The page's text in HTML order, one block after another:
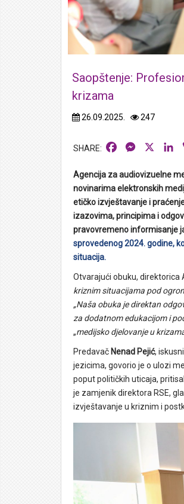
Saopštenje:
krizama
26.09.2025. 247
Facebook
Agencija za audiovizuelne
novinarima elektronskih
etičko izvještavanje i
izazovima, principima i
pravovremeno informisanje
sprovedenog 2024. godine,
situacija.
Otvarajući obuku, direktorica
kriznim situacijama pod
„Naša obuka je direktan
za dodatnom edukacijom i
„medijsko djelovanje u
Predavač Nenad Pejić,
jezicima, govorio je o ulozi
poput političkih uticaja,
je zamjenik direktora RSE,
izvještavanje u kriznim i